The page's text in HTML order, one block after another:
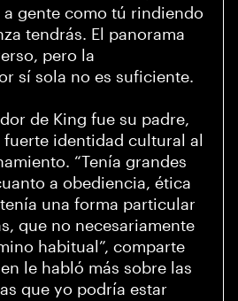
a gente como tú rindiendo
tendrás. El panorama
pero la
sí sola no es suficiente.
de King fue su padre,
identidad cultural al
“Tenía grandes
a obediencia, ética
una forma particular
que no necesariamente
habitual”, comparte
le habló más sobre las
que yo podría estar